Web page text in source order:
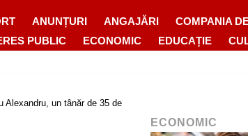
ANUNȚURI ANGAJĂRI
COMPANIA
PUBLIC ECONOMIC EDUCAȚIE
Alexandru, un tânăr de 35 de
ECONOMIC